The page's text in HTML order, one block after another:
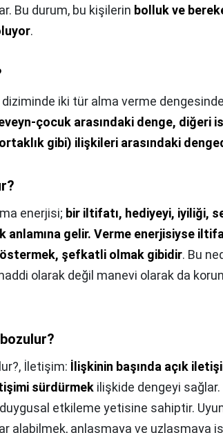
Bu durum, bu kişilerin bolluk ve
.
iki tür alma verme
çocuk arasındaki denge, diğeri
gibi) ilişkileri arasındaki
enerjisi; bir iltifatı, hediyeyi, iyiliği,
anlamına gelir. Verme enerjisiyse
şefkatli olmak gibidir. Bu
olarak değil manevi olarak da
İletişim: İlişkinin başında açık
sürdürmek ilişkide dengeyi sağlar.
etkileme yetisine sahiptir.
alabilmek, anlaşmaya ve uzlaşmaya